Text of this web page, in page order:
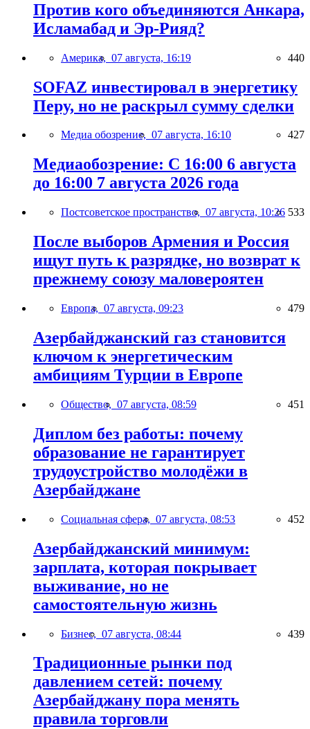
Против кого объединяются Анкара,
Исламабад и Эр-Рияд?
Америка, 07 августа, 16:19 440
SOFAZ инвестировал в энергетику
Перу, но не раскрыл сумму сделки
Медиа обозрение, 07 августа, 16:10 427
Медиаобозрение: С 16:00 6 августа
до 16:00 7 августа 2026 года
Постсоветское пространство, 07 августа, 10:26 533
После выборов Армения и Россия
ищут путь к разрядке, но возврат к
прежнему союзу маловероятен
Европа, 07 августа, 09:23 479
Азербайджанский газ становится
ключом к энергетическим
амбициям Турции в Европе
Общество, 07 августа, 08:59 451
Диплом без работы: почему
образование не гарантирует
трудоустройство молодёжи в
Азербайджане
Социальная сфера, 07 августа, 08:53 452
Азербайджанский минимум:
зарплата, которая покрывает
выживание, но не
самостоятельную жизнь
Бизнес, 07 августа, 08:44 439
Традиционные рынки под
давлением сетей: почему
Азербайджану пора менять
правила торговли